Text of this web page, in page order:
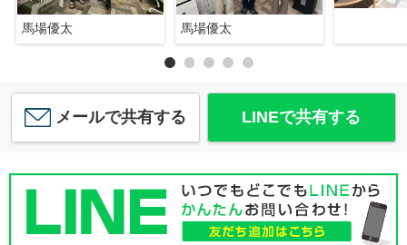
馬場優太 馬場優太
メールで共有する LINEで共有する